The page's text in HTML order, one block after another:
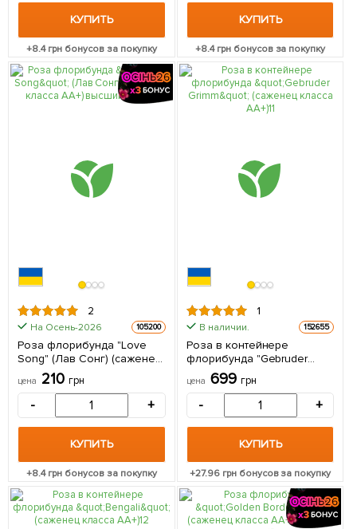
КУПИТЬ
+8.4грн бонусов за покупку
КУПИТЬ
+8.4грн бонусов за покупку
2
На Осень-2026 105200
Роза флорибунда "Love
Song" (Лав Сонг) (саженец
класса АА+) высший сорт 1
саженец в упаковке
цена 210 грн
- +
КУПИТЬ
+8.4грн бонусов за покупку
1
В наличии. 152655
Роза в контейнере
флорибунда "Gebruder
Grimm" (саженец класса
АА+) 1 саженец в упаковке
цена 699 грн
- +
КУПИТЬ
+27.96грн бонусов за покупку